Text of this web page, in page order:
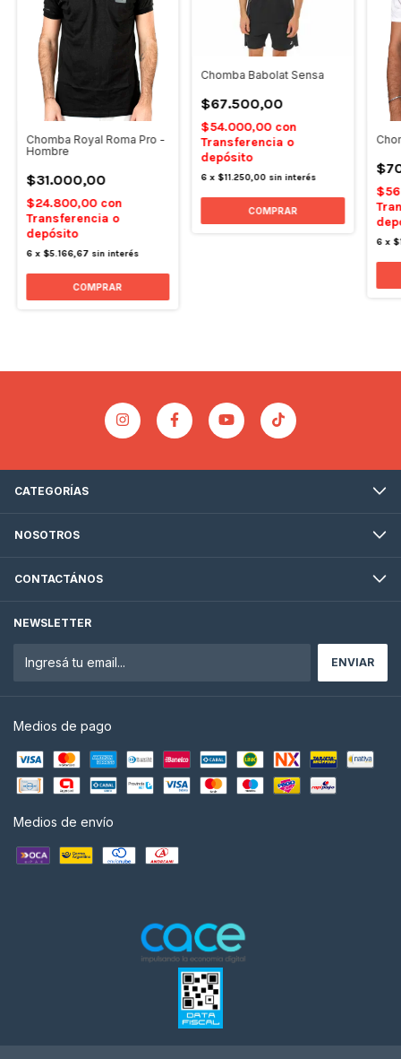
Chomba Royal Roma Pro -
Hombre
$31.000,00
$24.800,00 con
Transferencia o
depósito
6 x $5.166,67 sin interés
COMPRAR
Chomba Babolat Sensa
$67.500,00
$54.000,00 con
Transferencia o
depósito
6 x$11.250,00 sin interés
COMPRAR
6 x
CATEGORÍAS
NOSOTROS
CONTACTÁNOS
NEWSLETTER
Medios de pago
Medios de envío